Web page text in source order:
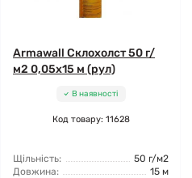
Armawall Склохолст 50 г/
м2 0,05x15 м (рул)
В наявності
Код товару: 11628
Щільність:
50 г/м2
Довжина:
15 м